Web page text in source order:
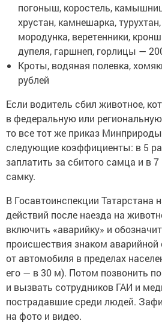
погоныш, коростель,
хрустан, камнешарка,
мородунка, веретенники,
дупеля, гаршнеп, горлицы —
Кроты, водяная полевка,
рублей
Если водитель сбил животное,
в федеральную или
то все тот же приказ
следующие коэффициенты: в 5
заплатить за сбитого самца и в
самку.
В Госавтоинспекции Татарстана
действий после наезда на
включить «аварийку» и
происшествия знаком аварийной
от автомобиля в пределах
его — в 30 м). Потом позвонить
и вызвать сотрудников ГАИ и
пострадавшие среди людей.
на фото и видео.